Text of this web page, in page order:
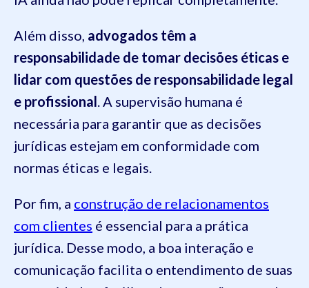
Além disso, advogados têm a
responsabilidade de tomar decisões éticas e
lidar com questões de responsabilidade legal
e profissional. A supervisão humana é
necessária para garantir que as decisões
jurídicas estejam em conformidade com
normas éticas e legais.
Por fim, a construção de relacionamentos
com clientes é essencial para a prática
jurídica. Desse modo, a boa interação e
comunicação facilita o entendimento de suas